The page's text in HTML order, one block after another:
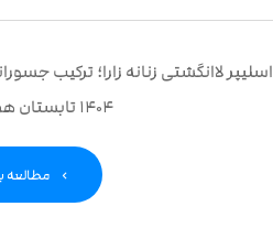
اسلیپر لاانگشتی زنانه زارا؛ ترکیب
۱۴۰۴ تابستان هر سال با ...
مطالعه